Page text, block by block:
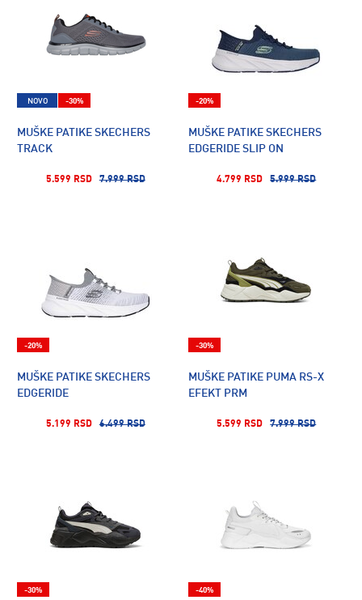
MUŠKE PATIKE SKECHERS
TRACK
5.599 RSD 7.999 RSD
NOVO -30%
MUŠKE PATIKE SKECHERS
EDGERIDE SLIP ON
4.799 RSD 5.999 RSD
-20%
MUŠKE PATIKE SKECHERS
EDGERIDE
5.199 RSD 6.499 RSD
-20%
MUŠKE PATIKE PUMA RS-X
EFEKT PRM
5.599 RSD 7.999 RSD
-30%
-30% -40%